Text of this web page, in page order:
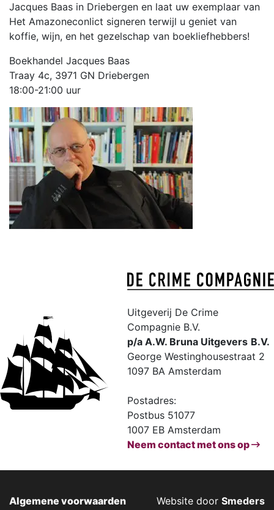
Jacques Baas in Driebergen en laat uw exemplaar van
Het Amazoneconlict signeren terwijl u geniet van
koffie, wijn, en het gezelschap van boekliefhebbers!
Boekhandel Jacques Baas
Traay 4c, 3971 GN Driebergen
18:00-21:00 uur
Uitgeverij De Crime
Compagnie B.V.
p/a A.W. Bruna Uitgevers B.V.
George Westinghousestraat 2
1097 BA Amsterdam
Postadres:
Postbus 51077
1007 EB Amsterdam
Neem contact met ons op
Algemene voorwaarden
Website door Smeders